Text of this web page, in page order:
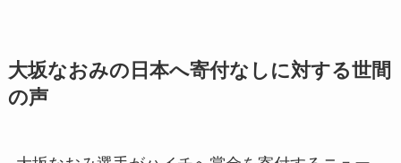
大坂なおみの日本へ寄付なしに対する世間
の声